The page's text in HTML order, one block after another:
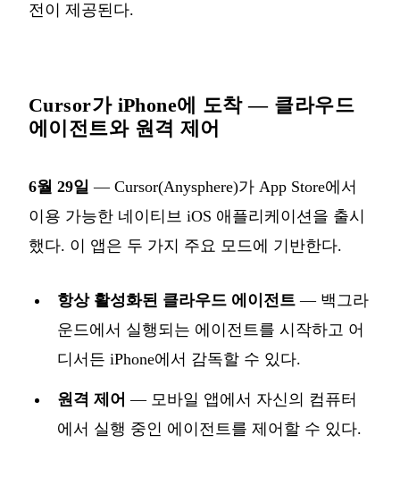
전이 제공된다.
Cursor가 iPhone에 도착 — 클라우드
에이전트와 원격 제어
6월 29일 — Cursor(Anysphere)가 App Store에서
이용 가능한 네이티브 iOS 애플리케이션을 출시
했다. 이 앱은 두 가지 주요 모드에 기반한다.
항상 활성화된 클라우드 에이전트 — 백그라
운드에서 실행되는 에이전트를 시작하고 어
디서든 iPhone에서 감독할 수 있다.
원격 제어 — 모바일 앱에서 자신의 컴퓨터
에서 실행 중인 에이전트를 제어할 수 있다.